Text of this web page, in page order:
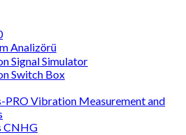
Analizörü
Signal Simulator
Switch Box
PRO Vibration Measurement and
CNHG